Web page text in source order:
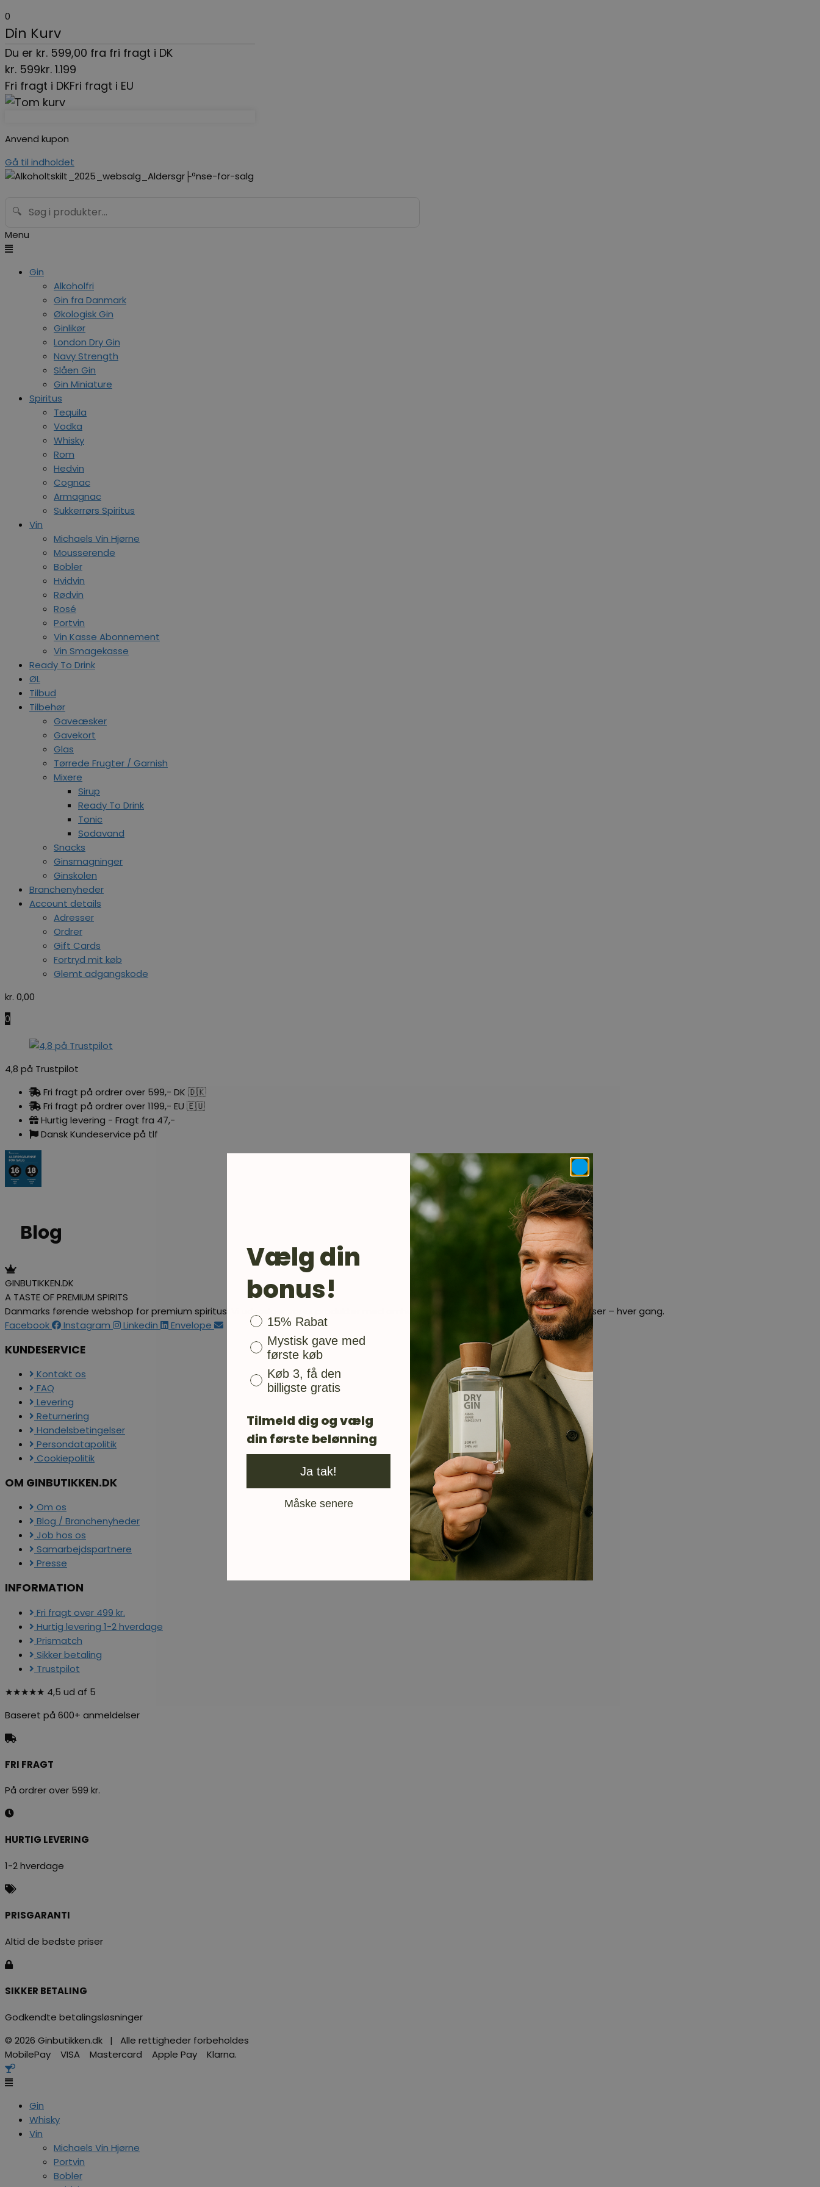
0
Din Kurv
Du er kr. 599,00 fra fri fragt i DK
kr. 599kr. 1.199
Fri fragt i DKFri fragt i EU
Anvend kupon
Gå til indholdet
🔍
Menu
Gin
Alkoholfri
Gin fra Danmark
Økologisk Gin
Ginlikør
London Dry Gin
Navy Strength
Slåen Gin
Gin Miniature
Spiritus
Tequila
Vodka
Whisky
Rom
Hedvin
Cognac
Armagnac
Sukkerrørs Spiritus
Vin
Michaels Vin Hjørne
Mousserende
Bobler
Hvidvin
Rødvin
Rosé
Portvin
Vin Kasse Abonnement
Vin Smagekasse
Ready To Drink
ØL
Tilbud
Tilbehør
Gaveæsker
Gavekort
Glas
Tørrede Frugter / Garnish
Mixere
Sirup
Ready To Drink
Tonic
Sodavand
Snacks
Ginsmagninger
Ginskolen
Branchenyheder
Account details
Adresser
Ordrer
Gift Cards
Fortryd mit køb
Glemt adgangskode
kr. 0,00
0
4,8 på Trustpilot
Fri fragt på ordrer over 599,- DK 🇩🇰
Fri fragt på ordrer over 1199,- EU 🇪🇺
Hurtig levering - Fragt fra 47,-
Dansk Kundeservice på tlf
Blog
GINBUTIKKEN.DK
A TASTE OF PREMIUM SPIRITS
Danmarks førende webshop for premium spiritus. Vi udvælger vores produkter med omhu og nørderi, så du får de bedste oplevelser – hver gang.
Facebook
Instagram Linkedin Envelope
KUNDESERVICE
Kontakt os
FAQ
Levering
Returnering
Handelsbetingelser
Persondatapolitik
Cookiepolitik
OM GINBUTIKKEN.DK
Om os
Blog / Branchenyheder
Job hos os
Samarbejdspartnere
Presse
INFORMATION
Fri fragt over 499 kr.
Hurtig levering 1-2 hverdage
Prismatch
Sikker betaling
Trustpilot
★★★★★ 4,5 ud af 5
Baseret på 600+ anmeldelser
FRI FRAGT
På ordrer over 599 kr.
HURTIG LEVERING
1-2 hverdage
PRISGARANTI
Altid de bedste priser
SIKKER BETALING
Godkendte betalingsløsninger
© 2026 Ginbutikken.dk | Alle rettigheder forbeholdes
MobilePay VISA Mastercard Apple Pay Klarna.
Gin
Whisky
Vin
Michaels Vin Hjørne
Portvin
Bobler
Vælg din
bonus!
Bonusgave
15% Rabat
Mystisk gave med
første køb
Køb 3, få den
billigste gratis
Tilmeld dig og vælg
din første belønning
Ja tak!
Måske senere